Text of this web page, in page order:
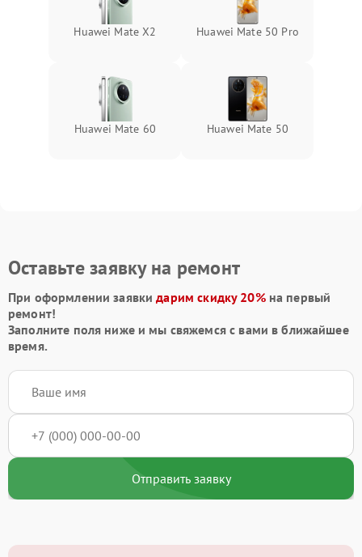
Huawei Mate X2 Huawei Mate 50 Pro
Huawei Mate 60 Huawei Mate 50
Оставьте заявку на ремонт
При оформлении заявкидарим скидку 20%на первый
ремонт!
Заполните поля ниже и мы свяжемся с вами в ближайшее
время.
Отправить заявку